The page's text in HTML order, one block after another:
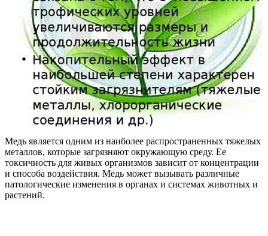
Медь является одним из наиболее распространенных тяжелых
металлов, которые загрязняют окружающую среду. Ее
токсичность для живых организмов зависит от концентрации
и способа воздействия. Медь может вызывать различные
патологические изменения в органах и системах животных и
растений.